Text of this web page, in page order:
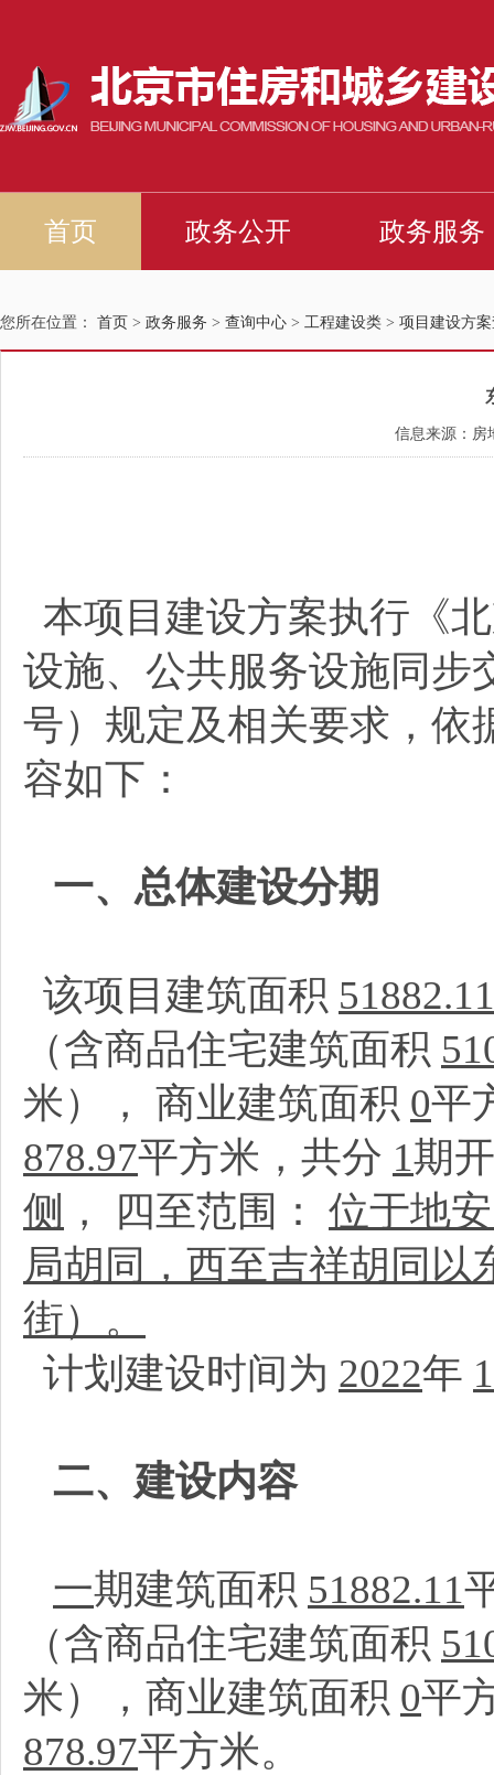
您所在位置： 首页 > 政务服务 > 查询中心 > 工程建设类 > 项目建设方
信息来源：房
本项目建设方案执行《
设施、公共服务设施同步
号）规定及相关要求，依
容如下：
一、总体建设分期
该项目建筑面积 51882.11
（含商品住宅建筑面积
米）， 商业建筑面积 0平
878.97平方米，共分 1期
侧 ， 四至范围： 位于地
局胡同，西至吉祥胡同
街）。
计划建设时间为 2022年
二、建设内容
一期建筑面积 51882.11
（含商品住宅建筑面积
米），商业建筑面积 0平
878.97平方米。